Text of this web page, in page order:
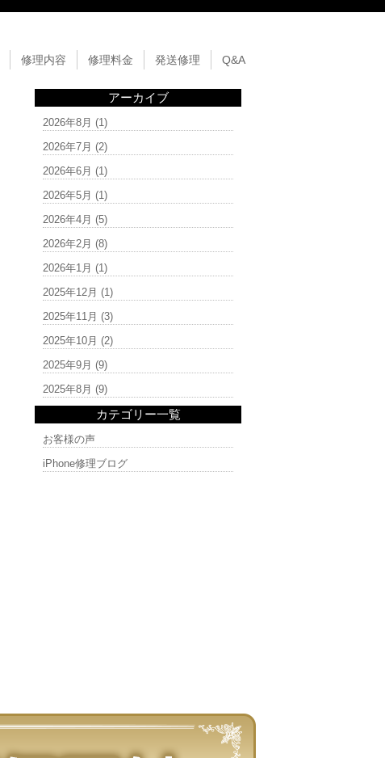
修理内容 修理料金 発送修理 Q&A
アーカイブ
2026年8月 (1)
2026年7月 (2)
2026年6月 (1)
2026年5月 (1)
2026年4月 (5)
2026年2月 (8)
2026年1月 (1)
2025年12月 (1)
2025年11月 (3)
2025年10月 (2)
2025年9月 (9)
2025年8月 (9)
カテゴリー一覧
お客様の声
iPhone修理ブログ